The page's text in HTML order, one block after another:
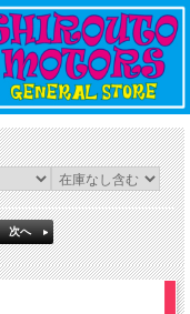
次へ